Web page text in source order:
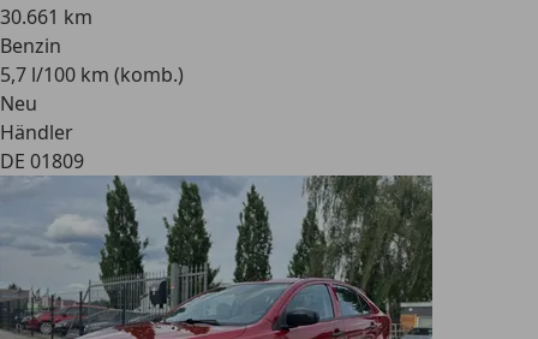
30.661 km
Benzin
5,7 l/100 km (komb.)
Neu
Händler
DE 01809